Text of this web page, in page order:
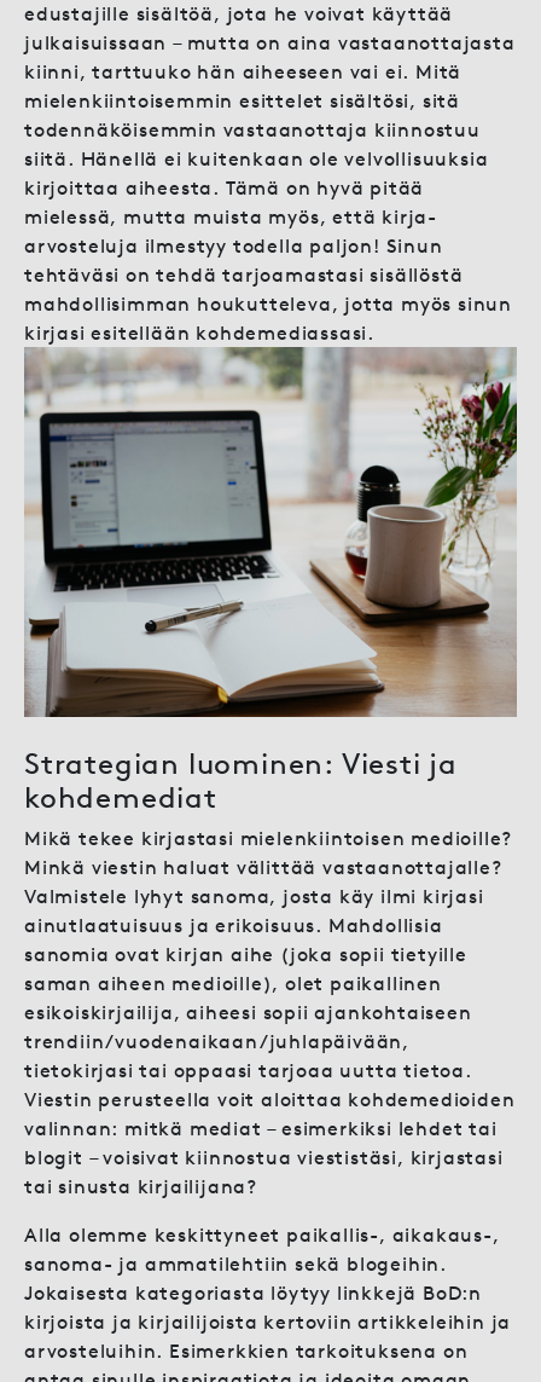
edustajille sisältöä, jota he voivat käyttää
julkaisuissaan – mutta on aina vastaanottajasta
kiinni, tarttuuko hän aiheeseen vai ei. Mitä
mielenkiintoisemmin esittelet sisältösi, sitä
todennäköisemmin vastaanottaja kiinnostuu
siitä. Hänellä ei kuitenkaan ole velvollisuuksia
kirjoittaa aiheesta. Tämä on hyvä pitää
mielessä, mutta muista myös, että kirja-
arvosteluja ilmestyy todella paljon! Sinun
tehtäväsi on tehdä tarjoamastasi sisällöstä
mahdollisimman houkutteleva, jotta myös sinun
kirjasi esitellään kohdemediassasi.
Strategian luominen: Viesti ja
kohdemediat
Mikä tekee kirjastasi mielenkiintoisen medioille?
Minkä viestin haluat välittää vastaanottajalle?
Valmistele lyhyt sanoma, josta käy ilmi kirjasi
ainutlaatuisuus ja erikoisuus. Mahdollisia
sanomia ovat kirjan aihe (joka sopii tietyille
saman aiheen medioille), olet paikallinen
esikoiskirjailija, aiheesi sopii ajankohtaiseen
trendiin/vuodenaikaan/juhlapäivään,
tietokirjasi tai oppaasi tarjoaa uutta tietoa.
Viestin perusteella voit aloittaa kohdemedioiden
valinnan: mitkä mediat – esimerkiksi lehdet tai
blogit – voisivat kiinnostua viestistäsi, kirjastasi
tai sinusta kirjailijana?
Alla olemme keskittyneet paikallis-, aikakaus-,
sanoma- ja ammatilehtiin sekä blogeihin.
Jokaisesta kategoriasta löytyy linkkejä BoD:n
kirjoista ja kirjailijoista kertoviin artikkeleihin ja
arvosteluihin. Esimerkkien tarkoituksena on